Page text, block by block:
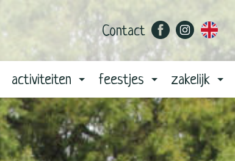
Contact
activiteiten feestjes zakelijk